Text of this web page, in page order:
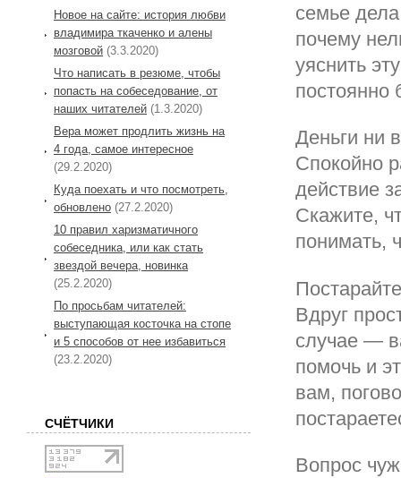
семье
почему
уяснить
постоянно
Деньги ни
Спокойно
действие
Скажите,
понимать,
Вдруг
случае —
помочь и
вам,
Вопрос
Новое на сайте: история любви
владимира ткаченко и алены
мозговой (3.3.2020)
Что написать в резюме, чтобы
попасть на собеседование, от
наших читателей (1.3.2020)
Вера может продлить жизнь на
4 года, самое интересное
(29.2.2020)
Куда поехать и что посмотреть,
обновлено (27.2.2020)
10 правил харизматичного
собеседника, или как стать
звездой вечера, новинка
(25.2.2020)
По просьбам читателей:
выступающая косточка на стопе
и 5 способов от нее избавиться
(23.2.2020)
СЧЁТЧИКИ